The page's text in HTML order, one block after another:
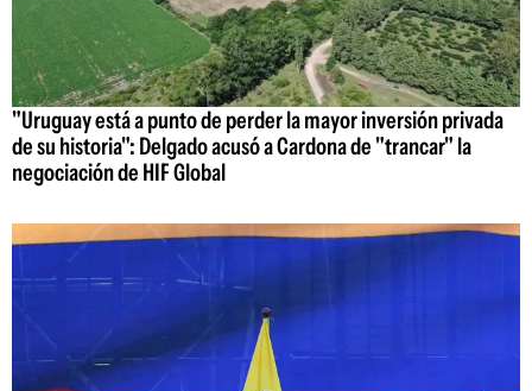
"Uruguay está a punto de perder la mayor inversión privada
de su historia": Delgado acusó a Cardona de "trancar" la
negociación de HIF Global